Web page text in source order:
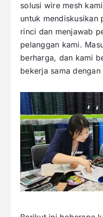
solusi wire mesh
untuk mendiskusikan
rinci dan menjawab
pelanggan kami.
berharga, dan kami
bekerja sama